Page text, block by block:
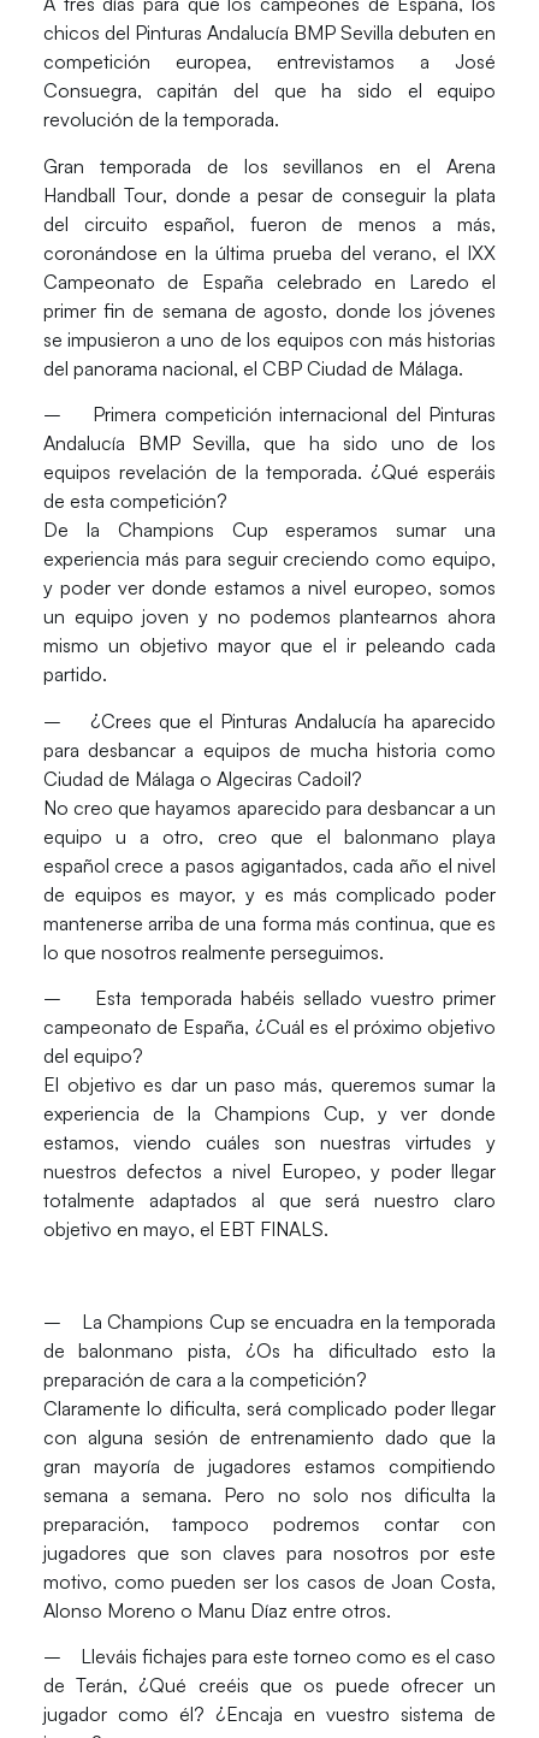
chicos del Pinturas Andalucía BMP Sevilla debuten en
competición europea, entrevistamos a José
Consuegra, capitán del que ha sido el equipo
revolución de la temporada.
Gran temporada de los sevillanos en el Arena
Handball Tour, donde a pesar de conseguir la plata
del circuito español, fueron de menos a más,
coronándose en la última prueba del verano, el IXX
Campeonato de España celebrado en Laredo el
primer fin de semana de agosto, donde los jóvenes
se impusieron a uno de los equipos con más historias
del panorama nacional, el CBP Ciudad de Málaga.
– Primera competición internacional del Pinturas
Andalucía BMP Sevilla, que ha sido uno de los
equipos revelación de la temporada. ¿Qué esperáis
de esta competición?
De la Champions Cup esperamos sumar una
experiencia más para seguir creciendo como equipo,
y poder ver donde estamos a nivel europeo, somos
un equipo joven y no podemos plantearnos ahora
mismo un objetivo mayor que el ir peleando cada
partido.
– ¿Crees que el Pinturas Andalucía ha aparecido
para desbancar a equipos de mucha historia como
Ciudad de Málaga o Algeciras Cadoil?
No creo que hayamos aparecido para desbancar a un
equipo u a otro, creo que el balonmano playa
español crece a pasos agigantados, cada año el nivel
de equipos es mayor, y es más complicado poder
mantenerse arriba de una forma más continua, que es
lo que nosotros realmente perseguimos.
– Esta temporada habéis sellado vuestro primer
campeonato de España, ¿Cuál es el próximo objetivo
del equipo?
El objetivo es dar un paso más, queremos sumar la
experiencia de la Champions Cup, y ver donde
estamos, viendo cuáles son nuestras virtudes y
nuestros defectos a nivel Europeo, y poder llegar
totalmente adaptados al que será nuestro claro
objetivo en mayo, el EBT FINALS.
– La Champions Cup se encuadra en la temporada
de balonmano pista, ¿Os ha dificultado esto la
preparación de cara a la competición?
Claramente lo dificulta, será complicado poder llegar
con alguna sesión de entrenamiento dado que la
gran mayoría de jugadores estamos compitiendo
semana a semana. Pero no solo nos dificulta la
preparación, tampoco podremos contar con
jugadores que son claves para nosotros por este
motivo, como pueden ser los casos de Joan Costa,
Alonso Moreno o Manu Díaz entre otros.
– Lleváis fichajes para este torneo como es el caso
de Terán, ¿Qué creéis que os puede ofrecer un
jugador como él? ¿Encaja en vuestro sistema de